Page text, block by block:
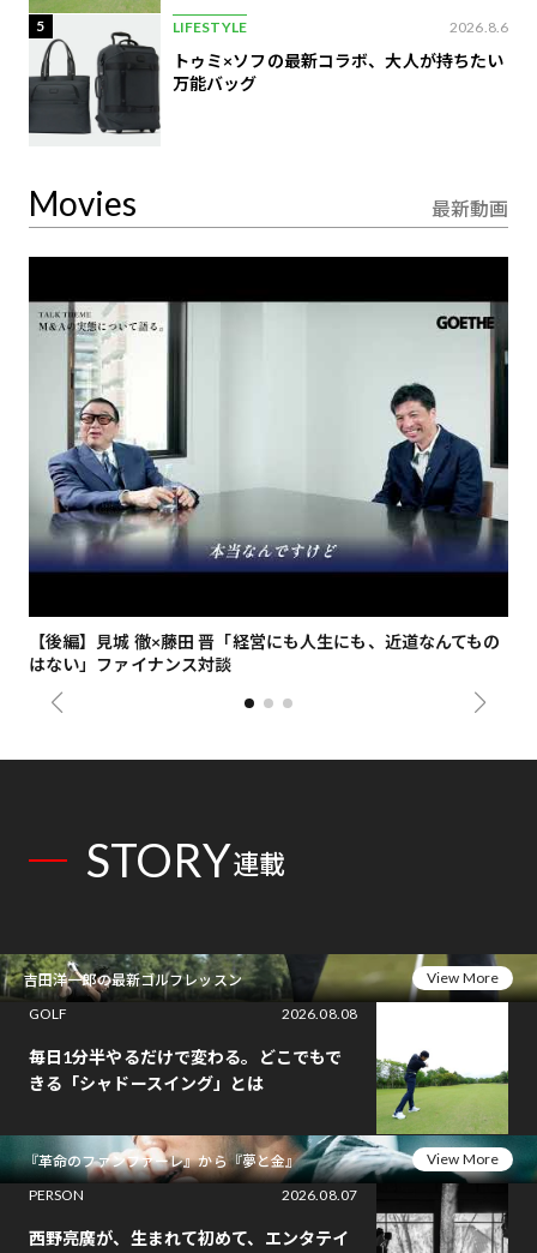
5 LIFESTYLE 2026.8.6
トゥミ×ソフの最新コラボ、大人が持ちたい
万能バッグ
Movies 最新動画
【後編】見城 徹×藤田 晋「経営にも人生にも、近道なんてもの
はない」ファイナンス対談
STORY連載
吉田洋一郎の最新ゴルフレッスン
View More
GOLF
2026.08.08
毎日1分半やるだけで変わる。どこでもで
きる「シャドースイング」とは
『革命のファンファーレ』から『夢と金』
View More
PERSON
2026.08.07
西野亮廣が、生まれて初めて、エンタテイ